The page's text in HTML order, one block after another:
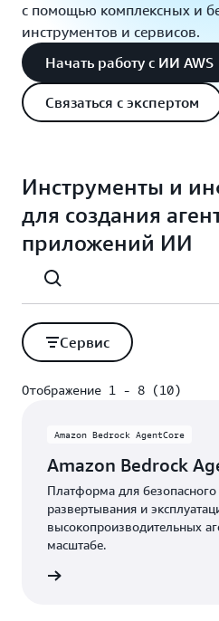
с помощью комплексных и
инструментов и сервисов.
Начать работу с ИИ AWS
Связаться с экспертом
Инструменты и
для создания
приложений ИИ
Сервис
Отображение 1 - 8 (10)
Amazon Bedrock AgentCore
Amazon Bedrock
Платформа для безопасного
развертывания и
высокопроизводительных
масштабе.